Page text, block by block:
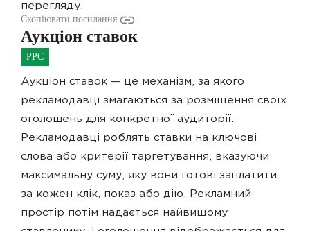
перегляду.
Скопіювати посилання
Аукціон ставок
PPC
Аукціон ставок — це механізм, за якого
рекламодавці змагаються за розміщення своїх
оголошень для конкретної аудиторії.
Рекламодавці роблять ставки на ключові
слова або критерії таргетування, вказуючи
максимальну суму, яку вони готові заплатити
за кожен клік, показ або дію. Рекламний
простір потім надається найвищому